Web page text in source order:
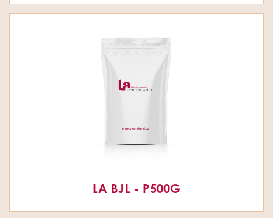
LA BJL - P500G